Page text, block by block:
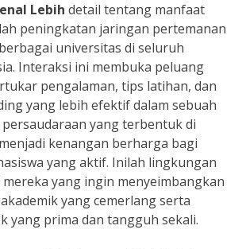
Lebih detail tentang manfaat
peningkatan jaringan pertemanan
universitas di seluruh
Interaksi ini membuka peluang
pengalaman, tips latihan, dan
yang lebih efektif dalam sebuah
persaudaraan yang terbentuk di
kenangan berharga bagi
yang aktif. Inilah lingkungan
yang ingin menyeimbangkan
yang cemerlang serta
yang prima dan tangguh sekali.